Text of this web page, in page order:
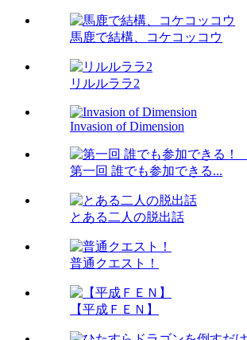
馬鹿で結構、コケコッコウ
リルルララ2
Invasion of Dimension
第一回 誰でも参加できる...
とある二人の脱出話
普通クエスト！
【平成ＦＥＮ】